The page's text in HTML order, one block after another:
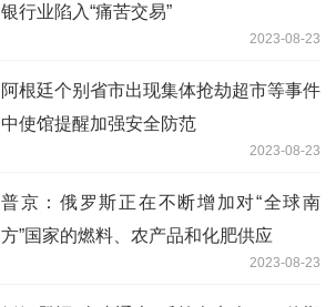
银行业陷入“痛苦交易”
2023-08-23
阿根廷个别省市出现集体抢劫超市等事件
中使馆提醒加强安全防范
2023-08-23
普京：俄罗斯正在不断增加对“全球南
方”国家的燃料、农产品和化肥供应
2023-08-23